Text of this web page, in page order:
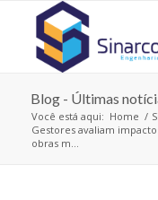
Blog - Últimas
Você está aqui: Home /
Gestores avaliam
obras m...